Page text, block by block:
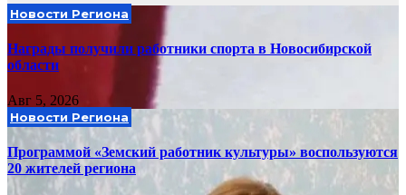
Новости Региона
Награды получили работники спорта в Новосибирской
области
Авг 5, 2026
Новости Региона
Программой «Земский работник культуры» воспользуются
20 жителей региона